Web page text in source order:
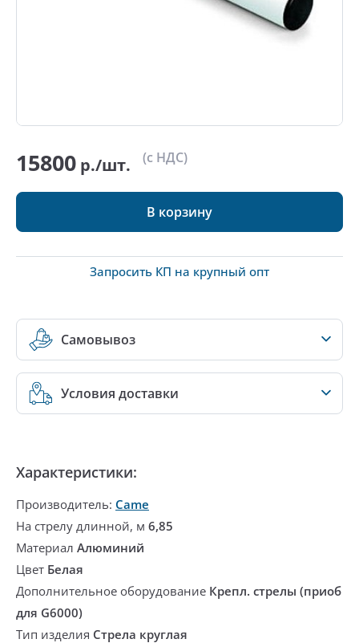
15800 р./шт. (с НДС)
В корзину
Запросить КП на крупный опт
Самовывоз
Условия доставки
Характеристики:
Производитель: Came
На стрелу длинной, м 6,85
Материал Алюминий
Цвет Белая
Дополнительное оборудование Крепл. стрелы (приоб
для G6000)
Тип изделия Стрела круглая